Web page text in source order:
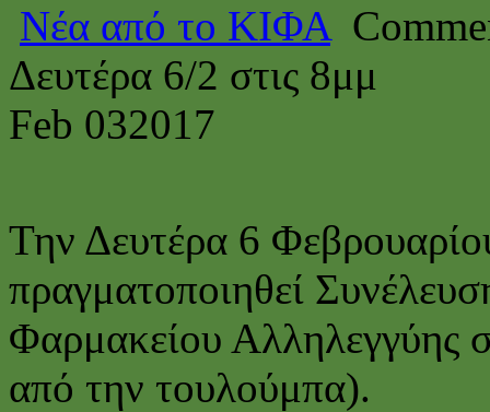
Νέα από το ΚΙΦΑ
Δευτέρα 6/2 στις 8μμ
Feb 032017
Την Δευτέρα 6
πραγματοποιηθεί
Φαρμακείου
από την τουλούμπα).